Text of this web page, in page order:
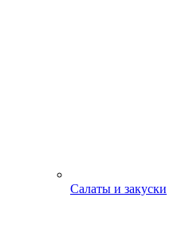
Салаты и закуски